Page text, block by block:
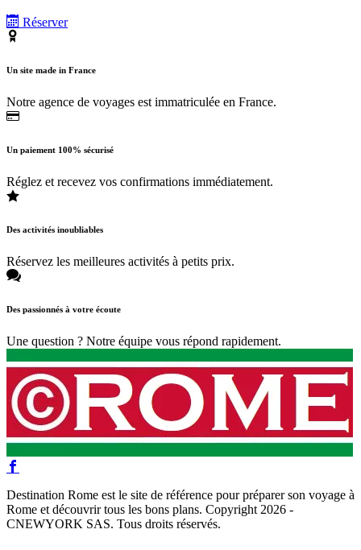
Réserver
Un site made in France
Notre agence de voyages est immatriculée en France.
Un paiement 100% sécurisé
Réglez et recevez vos confirmations immédiatement.
Des activités inoubliables
Réservez les meilleures activités à petits prix.
Des passionnés à votre écoute
Une question ? Notre équipe vous répond rapidement.
Destination Rome est le site de référence pour préparer son voyage à
Rome et découvrir tous les bons plans. Copyright 2026 -
CNEWYORK SAS. Tous droits réservés.